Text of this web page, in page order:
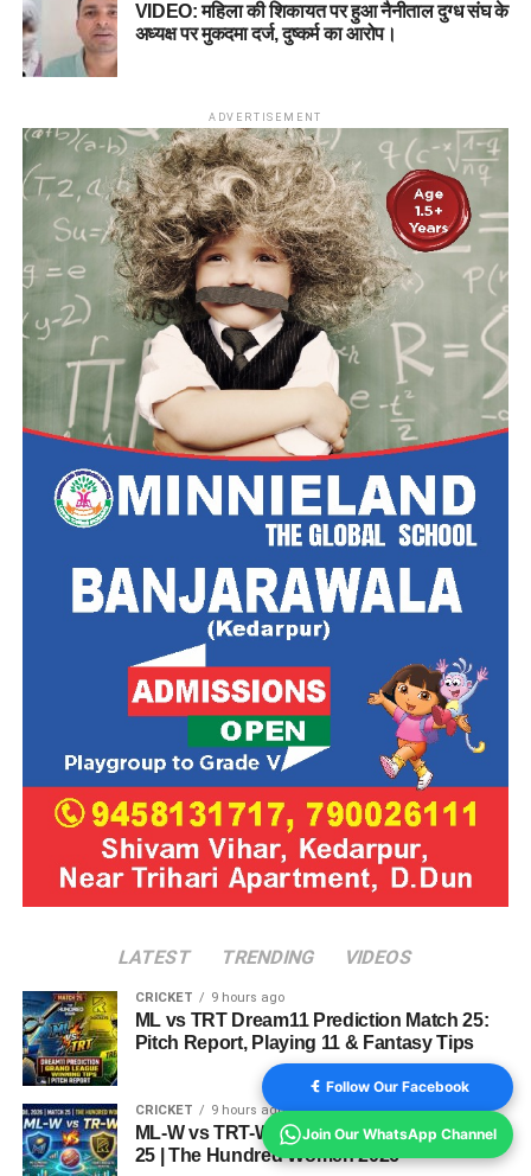
VIDEO: महिला की शिकायत पर हुआ नैनीताल दुग्ध संघ के
अध्यक्ष पर मुकदमा दर्ज, दुष्कर्म का आरोप।
ADVERTISEMENT
LATEST TRENDING VIDEOS
CRICKET 9 hours ago
ML vs TRT Dream11 Prediction Match 25:
Pitch Report, Playing 11 & Fantasy Tips
CRICKET 9 hours ago
ML-W vs TRT-W Dream11 Prediction Match
25 | The Hundred Women 2026
Follow Our Facebook
Join Our WhatsApp Channel